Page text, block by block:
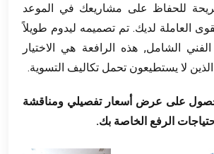
للحفاظ على مشاريعك في الموعد
العاملة لديك. تم تصميمه ليدوم طويلاً
الشامل, هذه الرافعة هي الاختيار
لا يستطيعون تحمل تكاليف التسوية.
على عرض أسعار تفصيلي ومناقشة
الرفع الخاصة بك.